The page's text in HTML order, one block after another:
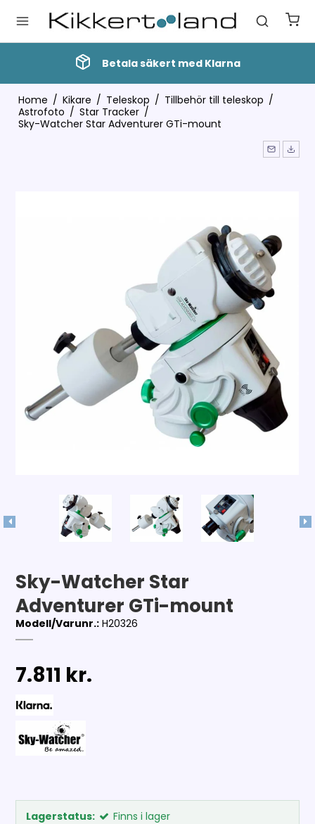
Betala säkert med Klarna
Home / Kikare / Teleskop / Tillbehör till teleskop /
Astrofoto / Star Tracker /
Sky-Watcher Star Adventurer GTi-mount
Sky-Watcher Star
Adventurer GTi-mount
Modell/Varunr.: H20326
7.811 kr.
Lagerstatus: Finns i lager